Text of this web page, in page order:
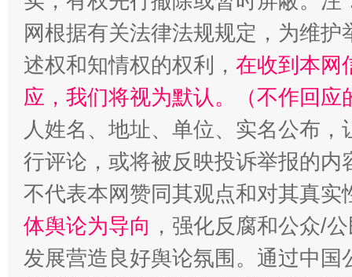
网根据有关法律法规规定，为维
述权和知情权的权利， 在收到本网
应，我们将视为默认。（不作回应
人姓名、地址、单位、实名公布
行评论，或将被反映投诉举报的
不代表本网赞同其观点和对其真实
体舆论为导向 ，强化反腐和公众/
发展营造良好舆论氛围。通过中